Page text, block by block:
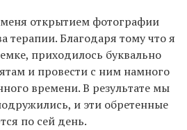
меня открытием фотографии
терапии. Благодаря тому что я
приходилось буквально
и провести с ним намного
времени. В результате мы
и эти обретенные
по сей день.